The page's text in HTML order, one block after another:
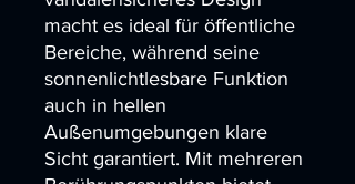
macht es ideal für öffentliche
Bereiche, während seine
sonnenlichtlesbare Funktion
auch in hellen
Außenumgebungen klare
Sicht garantiert. Mit mehreren